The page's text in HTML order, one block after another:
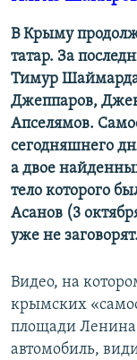
В Крыму
татар. За
Тимур
Джеппаров,
Апселямов.
сегодняшнего
а двое
тело которого
Асанов (3
уже не заговорят.
Видео, на
крымских
площади Ленина
автомобиль,